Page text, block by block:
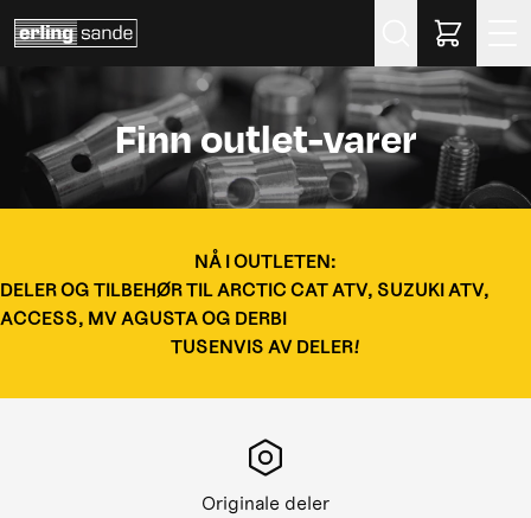
Finn outlet-varer
NÅ I OUTLETEN:
DELER OG TILBEHØR TIL ARCTIC CAT ATV, SUZUKI ATV,
ACCESS, MV AGUSTA OG DERBI
TUSENVIS AV DELER!
Originale deler